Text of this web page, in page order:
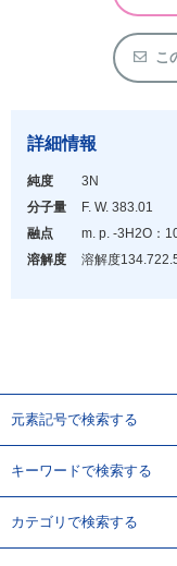
化学教材・オリジナルグ
こ
詳細情報
純度
3N
分子量
F. W. 383.01
融点
m. p. -3H2O：
溶解度
溶解度134.7
元素記号で検索する
キーワードで検索する
カテゴリで検索する